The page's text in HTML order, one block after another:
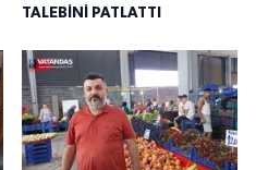
TALEBİNİ PATLATTI